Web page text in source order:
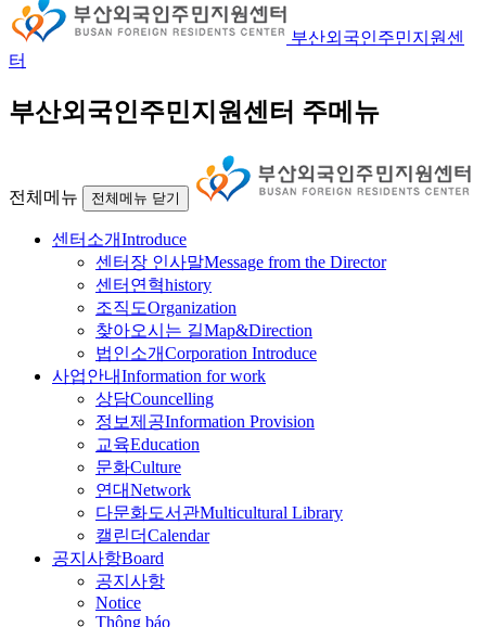
부산외국인주민지원센
터
부산외국인주민지원센터 주메뉴
전체메뉴 전체메뉴 닫기
센터소개Introduce
센터장 인사말Message from the Director
센터연혁history
조직도Organization
찾아오시는 길Map&Direction
법인소개Corporation Introduce
사업안내Information for work
상담Councelling
정보제공Information Provision
교육Education
문화Culture
연대Network
다문화도서관Multicultural Library
캘린더Calendar
공지사항Board
공지사항
Notice
Thông báo